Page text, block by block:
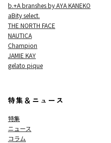
b.+A branshes by AYA KANEKO
aBity select.
THE NORTH FACE
NAUTICA
Champion
JAMIE KAY
gelato pique
特集＆ニュース
特集
ニュース
コラム